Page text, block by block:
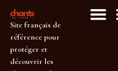
Site français de
référence pour
protéger et
découvrir les